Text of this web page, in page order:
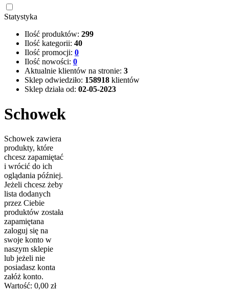
Statystyka
Ilość produktów: 299
Ilość kategorii: 40
Ilość promocji: 0
Ilość nowości: 0
Aktualnie klientów na stronie: 3
Sklep odwiedziło: 158918 klientów
Sklep działa od: 02-05-2023
Schowek
Schowek zawiera
produkty, które
chcesz zapamiętać
i wrócić do ich
oglądania później.
Jeżeli chcesz żeby
lista dodanych
przez Ciebie
produktów została
zapamiętana
zaloguj się na
swoje konto w
naszym sklepie
lub jeżeli nie
posiadasz konta
załóż konto.
Wartość: 0,00 zł